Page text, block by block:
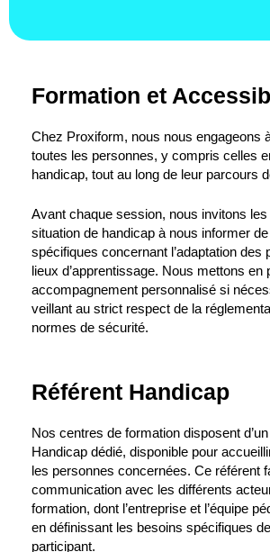
Formation et
Chez Proxiform, nous nous engageons
toutes les personnes, y compris celles
handicap, tout au long de leur parcours
Avant chaque session, nous invitons
situation de handicap à nous informer
spécifiques concernant l’adaptation des
lieux d’apprentissage. Nous mettons en
accompagnement personnalisé si
veillant au strict respect de la
normes de sécurité.
Référent Handicap
Nos centres de formation disposent
Handicap dédié, disponible pour
les personnes concernées. Ce référent
communication avec les différents
formation, dont l’entreprise et l’équipe
en définissant les besoins spécifiques
participant.